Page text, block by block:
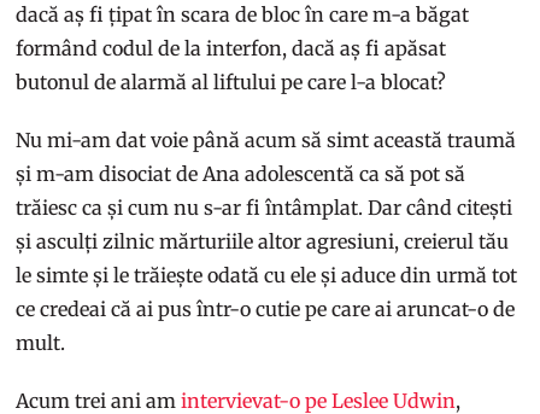
dacă aș fi țipat în scara de bloc în care m-a băgat
formând codul de la interfon, dacă aș fi apăsat
butonul de alarmă al liftului pe care l-a blocat?
Nu mi-am dat voie până acum să simt această traumă
și m-am disociat de Ana adolescentă ca să pot să
trăiesc ca și cum nu s-ar fi întâmplat. Dar când citești
și asculți zilnic mărturiile altor agresiuni, creierul tău
le simte și le trăiește odată cu ele și aduce din urmă tot
ce credeai că ai pus într-o cutie pe care ai aruncat-o de
mult.
Acum trei ani amintervievat-o pe Leslee Udwin,